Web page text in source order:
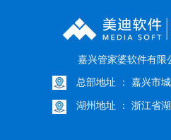
嘉兴管家婆软件有限
总部地址 ： 嘉兴市
湖州地址 ： 浙江省